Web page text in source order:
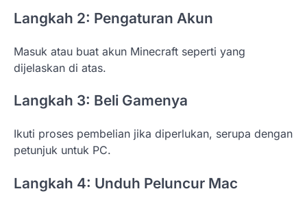
Langkah 2: Pengaturan Akun
Masuk atau buat akun Minecraft seperti yang
dijelaskan di atas.
Langkah 3: Beli Gamenya
Ikuti proses pembelian jika diperlukan, serupa dengan
petunjuk untuk PC.
Langkah 4: Unduh Peluncur Mac